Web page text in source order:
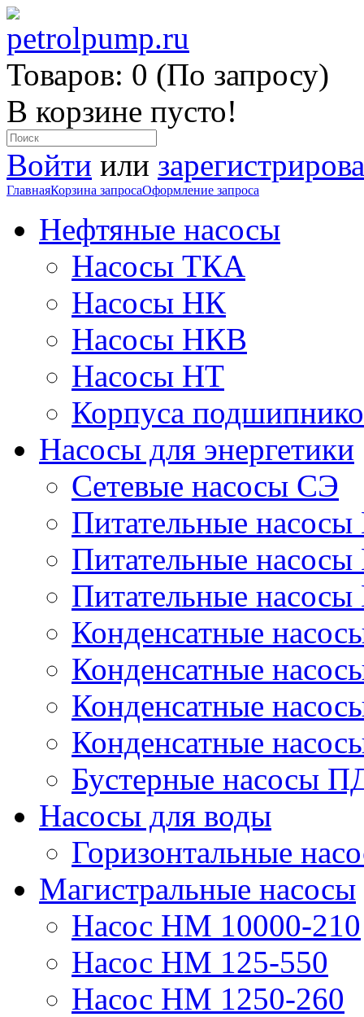
Товаров: 0 (По запросу)
В корзине пусто!
Войти или
ГлавнаяКорзина запросаОформление запроса
Нефтяные насосы
Насосы ТКА
Насосы НК
Насосы НКВ
Насосы НТ
Корпуса
Насосы для энергетики
Сетевые насосы СЭ
Питательные
Питательные
Питательные
Конденсатные
Конденсатные
Конденсатные
Конденсатные
Бустерные насосы
Насосы для воды
Горизонтальные
Магистральные насосы
Насос НМ 10000-210
Насос НМ 125-550
Насос НМ 1250-260